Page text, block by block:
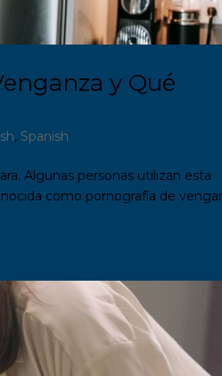
y Qué
, Spanish
Algunas personas utilizan esta
como pornografía de